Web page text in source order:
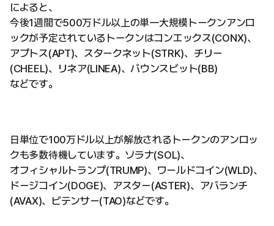
によると、
今後1週間で500万ドル以上の単一大規模トークンアンロ
ックが予定されているトークンはコンエックス(CONX)、
アプトス(APT)、スタークネット(STRK)、チリー
(CHEEL)、リネア(LINEA)、バウンスビット(BB)
などです。
日単位で100万ドル以上が解放されるトークンのアンロッ
クも多数待機しています。ソラナ(SOL)、
オフィシャルトランプ(TRUMP)、ワールドコイン(WLD)、
ドージコイン(DOGE)、アスター(ASTER)、アバランチ
(AVAX)、ビテンサー(TAO)などです。